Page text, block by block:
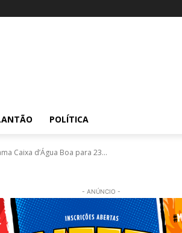
POLÍTICA
Caixa d’Água Boa para 23...
- ANÚNCIO -